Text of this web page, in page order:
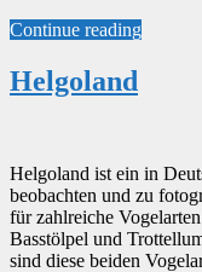
Continue reading
Helgoland
Helgoland ist ein in
beobachten und zu
für zahlreiche
Basstölpel und
sind diese beiden